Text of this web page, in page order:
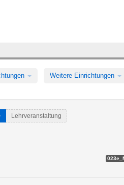
Weitere Einrichtungen
Lehrveranstaltung